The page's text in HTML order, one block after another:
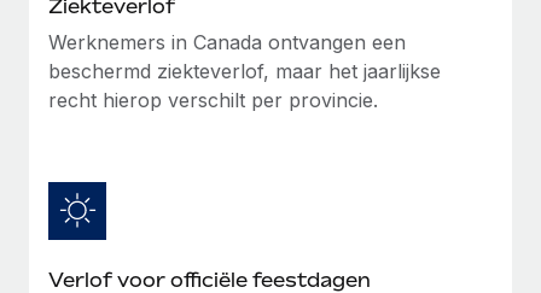
Secundaire arbeidsvoorwaarden
Eenvoudig secundaire arbeidsvoorwaarden
beheren
Productupdates van Remote: Gusto- en Xero-
integraties en Contractor Management Plus
Meer informatie
Ziekteverlof
Werknemers in Canada ontvangen een
beschermd ziekteverlof, maar het jaarlijkse
recht hierop verschilt per provincie.
Verlof voor officiële feestdagen